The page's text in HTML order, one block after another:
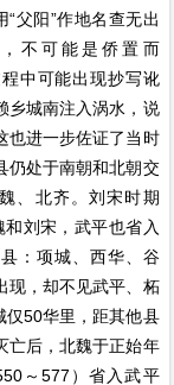
“父阳”作地名查无出
不可能是侨置而
中可能出现抄写讹
乡城南注入涡水，说
也进一步佐证了当时
仍处于南朝和北朝交
、北齐。刘宋时期
和刘宋，武平也省入
：项城、西华、谷
现，却不见武平、柘
仅50华里，距其他县
亡后，北魏于正始年
～577）省入武平